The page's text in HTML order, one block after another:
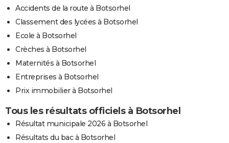
Accidents de la route à Botsorhel
Classement des lycées à Botsorhel
Ecole à Botsorhel
Crèches à Botsorhel
Maternités à Botsorhel
Entreprises à Botsorhel
Prix immobilier à Botsorhel
Tous les résultats officiels à Botsorhel
Résultat municipale 2026 à Botsorhel
Résultats du bac à Botsorhel